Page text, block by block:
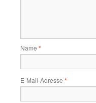
Name *
E-Mail-Adresse *